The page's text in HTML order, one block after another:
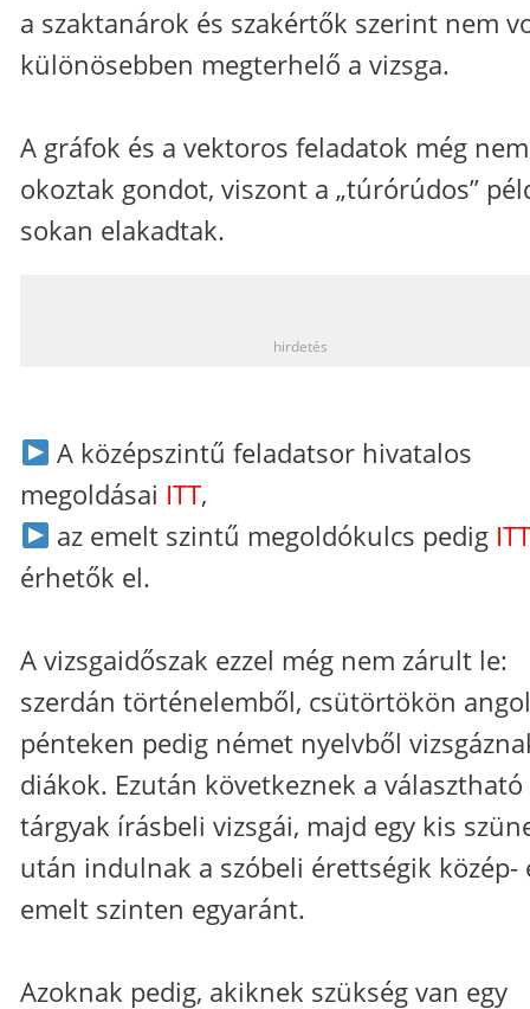
a szaktanárok és szakértők szerint nem
különösebben megterhelő a vizsga.
A gráfok és a vektoros feladatok még nem
okoztak gondot, viszont a „túrórúdos”
sokan elakadtak.
hirdetés
A középszintű feladatsor hivatalos
megoldásai ITT,
az emelt szintű megoldókulcs pedig
érhetők el.
A vizsgaidőszak ezzel még nem zárult le:
szerdán történelemből, csütörtökön
pénteken pedig német nyelvből
diákok. Ezután következnek a választható
tárgyak írásbeli vizsgái, majd egy kis
után indulnak a szóbeli érettségik közép-
emelt szinten egyaránt.
Azoknak pedig, akiknek szükség van egy